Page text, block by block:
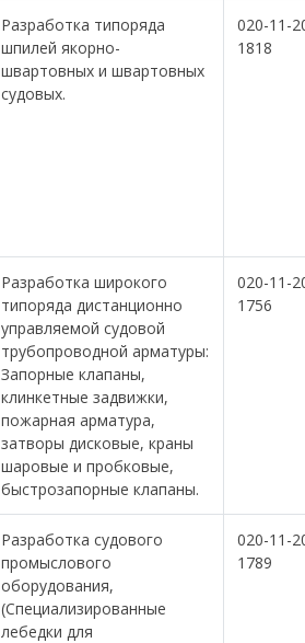
Разработка типоряда
шпилей якорно-
швартовных и швартовных
судовых.
020-11-
1818
Разработка широкого
типоряда дистанционно
управляемой судовой
трубопроводной арматуры:
Запорные клапаны,
клинкетные задвижки,
пожарная арматура,
затворы дисковые, краны
шаровые и пробковые,
быстрозапорные клапаны.
020-11-
1756
Разработка судового
промыслового
оборудования,
(Специализированные
лебедки для
020-11-
1789